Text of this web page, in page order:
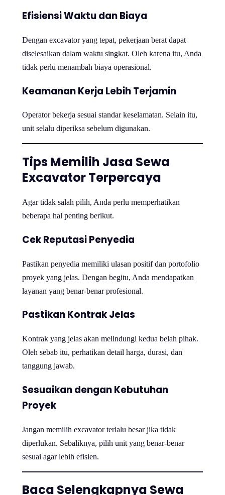
Efisiensi Waktu dan Biaya
Dengan excavator yang tepat, pekerjaan berat dapat
diselesaikan dalam waktu singkat. Oleh karena itu, Anda
tidak perlu menambah biaya operasional.
Keamanan Kerja Lebih Terjamin
Operator bekerja sesuai standar keselamatan. Selain itu,
unit selalu diperiksa sebelum digunakan.
Tips Memilih Jasa Sewa
Excavator Terpercaya
Agar tidak salah pilih, Anda perlu memperhatikan
beberapa hal penting berikut.
Cek Reputasi Penyedia
Pastikan penyedia memiliki ulasan positif dan portofolio
proyek yang jelas. Dengan begitu, Anda mendapatkan
layanan yang benar-benar profesional.
Pastikan Kontrak Jelas
Kontrak yang jelas akan melindungi kedua belah pihak.
Oleh sebab itu, perhatikan detail harga, durasi, dan
tanggung jawab.
Sesuaikan dengan Kebutuhan
Proyek
Jangan memilih excavator terlalu besar jika tidak
diperlukan. Sebaliknya, pilih unit yang benar-benar
sesuai agar lebih efisien.
Baca Selengkapnya Sewa